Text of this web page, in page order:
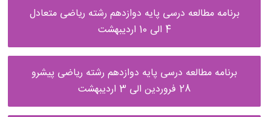
برنامه مطالعه درسی پایه دوازدهم رشته ریاضی متعادل
4 الی 10 اردیبهشت
برنامه مطالعه درسی پایه دوازدهم رشته ریاضی پیشرو
28 فروردین الی 3 اردیبهشت